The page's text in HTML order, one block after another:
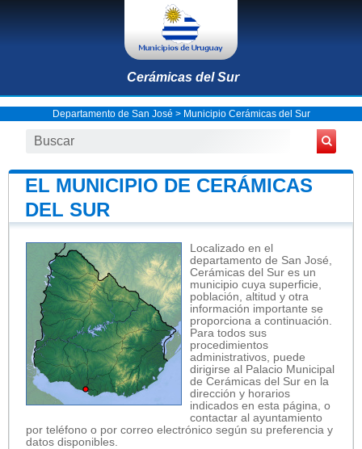
Cerámicas del Sur
Departamento de San José > Municipio Cerámicas del Sur
EL MUNICIPIO DE CERÁMICAS
DEL SUR
Localizado en el
departamento de San José,
Cerámicas del Sur es un
municipio cuya superficie,
población, altitud y otra
información importante se
proporciona a continuación.
Para todos sus
procedimientos
administrativos, puede
dirigirse al Palacio Municipal
de Cerámicas del Sur en la
dirección y horarios
indicados en esta página, o
contactar al ayuntamiento
por teléfono o por correo electrónico según su preferencia y
datos disponibles.